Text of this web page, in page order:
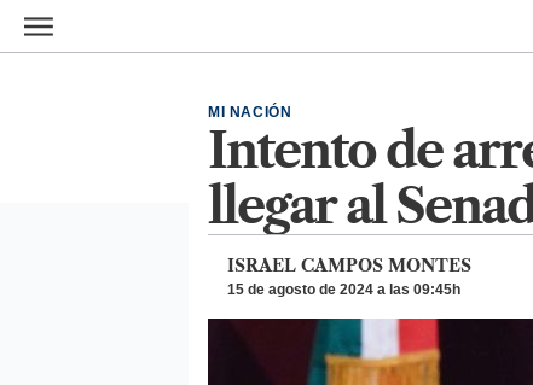
Ir al contenido principal
Intento de
llegar al
MI NACIÓN
ISRAEL CAMPOS MONTES
15 de agosto de 2024 a las 09:45h